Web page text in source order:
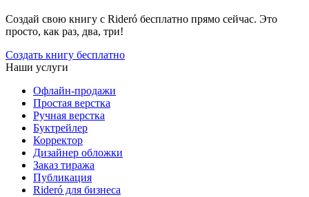
Создай свою книгу с Rideró бесплатно прямо сейчас. Это
просто, как раз, два, три!
Создать книгу бесплатно
Наши услуги
Офлайн-продажи
Простая верстка
Ручная верстка
Буктрейлер
Корректор
Дизайнер обложки
Заказ тиража
Публикация
Rideró для бизнеса